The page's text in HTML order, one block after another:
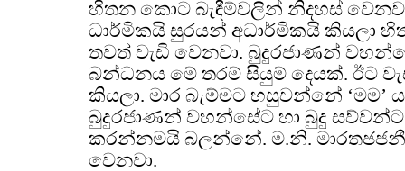
හිතන කොට බැඳීම්වලින් නිදහස්
ධාර්මිකයි සුරයන් අධාර්මිකයි කියලා
තවත් වැඩි වෙනවා. බුදුරජාණන්
බන්ධනය මේ තරම් සියුම් දෙයක්. ඊට
කියලා. මාර බැම්මට හසුවන්නේ ‘මම’
බුදුරජාණන් වහන්සේට හා බුදු
කරන්නමයි බලන්නේ. ම.නි.
වෙනවා.